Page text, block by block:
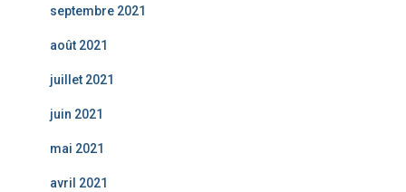
septembre 2021
août 2021
juillet 2021
juin 2021
mai 2021
avril 2021